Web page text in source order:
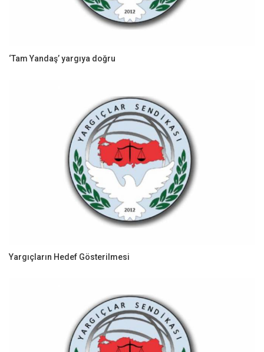
‘Tam Yandaş’ yargıya doğru
Yargıçların Hedef Gösterilmesi